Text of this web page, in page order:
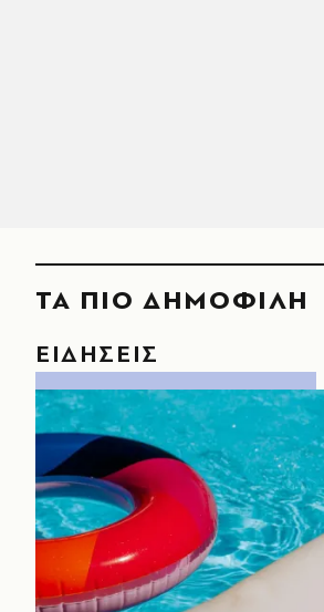
ΤΑ ΠΙΟ ΔΗΜΟΦΙΛΗ
ΕΙΔΗΣΕΙΣ